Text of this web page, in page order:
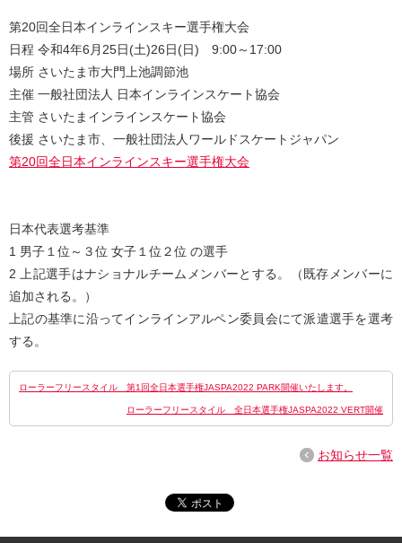
第20回全日本インラインスキー選手権大会
日程 令和4年6月25日(土)26日(日) 9:00～17:00
場所 さいたま市大門上池調節池
主催 一般社団法人 日本インラインスケート協会
主管 さいたまインラインスケート協会
後援 さいたま市、一般社団法人ワールドスケートジャパン
第20回全日本インラインスキー選手権大会
日本代表選考基準
1 男子１位～３位 女子１位２位 の選手
2 上記選手はナショナルチームメンバーとする。（既存メンバーに
追加される。）
上記の基準に沿ってインラインアルペン委員会にて派遣選手を選考
する。
ローラーフリースタイル 第1回全日本選手権JASPA2022 PARK開催いたします。
ローラーフリースタイル 全日本選手権JASPA2022 VERT開催
お知らせ一覧